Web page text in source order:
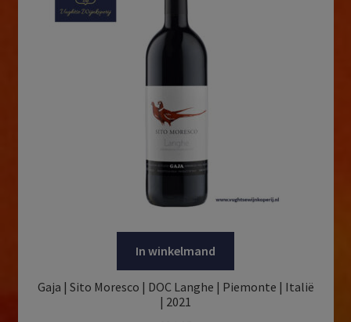
In winkelmand
Gaja | Sito Moresco | DOC Langhe | Piemonte | Italië
| 2021